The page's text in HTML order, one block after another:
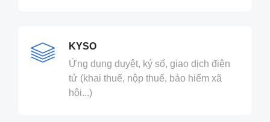
KYSO
Ứng dụng duyệt, ký số, giao dịch điện
tử (khai thuế, nộp thuế, bảo hiểm xã
hội...)